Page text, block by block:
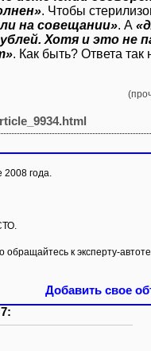
. Чтобы
на совещании». А
Хотя и это не
. Как быть? Ответа так
2008 года.
к эксперту-
Добавить свое